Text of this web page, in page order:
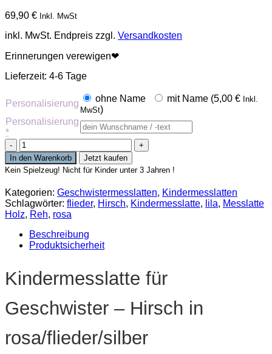
69,90 € Inkl. MwSt
inkl. MwSt. Endpreis zzgl. Versandkosten
Erinnerungen verewigen❤
Lieferzeit: 4-6 Tage
Personalisierung ohne Name mit Name (5,00 € Inkl.
MwSt)
Personalisierung
*
Kindermesslatte
für
Geschwister
Hirsch
Menge
In den Warenkorb
Jetzt kaufen
Kein Spielzeug! Nicht für Kinder unter 3 Jahren !
Kategorien: Geschwistermesslatten, Kindermesslatten
Schlagwörter: flieder, Hirsch, Kindermesslatte, lila, Messlatte
Holz, Reh, rosa
Beschreibung
Produktsicherheit
Kindermesslatte für
Geschwister – Hirsch in
rosa/flieder/silber